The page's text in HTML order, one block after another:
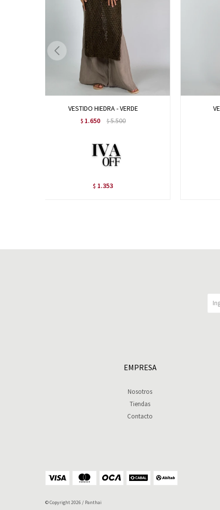
VESTIDO HIEDRA - VERDE
$ 1.650 $5.500
$ 1.353
EMPRESA
Nosotros
Tiendas
Contacto
© Copyright 2026 / Panthai